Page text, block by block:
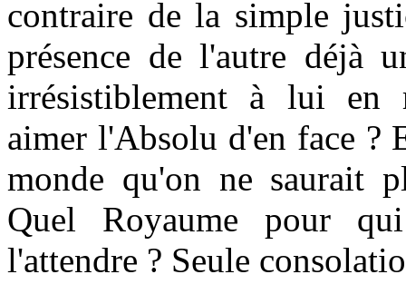
contraire de la simple
présence de l'autre déjà
irrésistiblement à lui en
aimer l'Absolu d'en face ?
monde qu'on ne saurait
Quel Royaume pour
l'attendre ? Seule